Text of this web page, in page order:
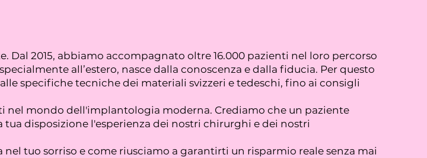
2015, abbiamo accompagnato oltre 16.000 pazienti nel loro percorso
all’estero, nasce dalla conoscenza e dalla fiducia. Per questo
specifiche tecniche dei materiali svizzeri e tedeschi, fino ai consigli
nel mondo dell'implantologia moderna. Crediamo che un paziente
disposizione l'esperienza dei nostri chirurghi e dei nostri
tuo sorriso e come riusciamo a garantirti un risparmio reale senza mai